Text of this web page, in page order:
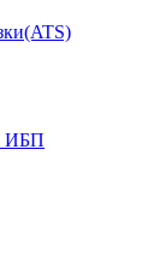
ИБП